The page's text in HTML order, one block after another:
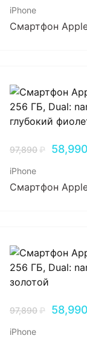
iPhone
Смартфон
97,890₽ 58,990
iPhone
Смартфон
97,890₽ 58,990
iPhone